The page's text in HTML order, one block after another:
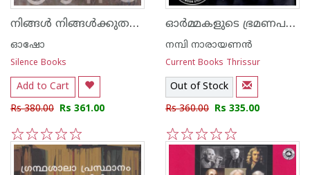
നിങ്ങള്‍ നിങ്ങള്‍ക്കുതന്നെ അജ്ഞാതനാണ്
ഓഷോ
Silence Books
Add to Cart
Rs 380.00 Rs 361.00
5
4
3
2
1
ഓര്‍മ്മകളുടെ ഭ്രമണപഥം
നമ്പി നാരായണന്‍
Current Books Thrissur
Out of Stock
Rs 360.00 Rs 335.00
5
4
3
2
1